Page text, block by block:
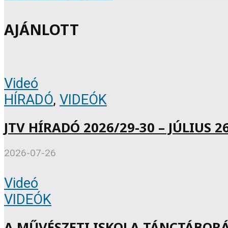
AJÁNLOTT
Videó
HÍRADÓ, VIDEÓK
JTV HÍRADÓ 2026/29-30 – JÚLIUS
2026-07-26
Videó
VIDEÓK